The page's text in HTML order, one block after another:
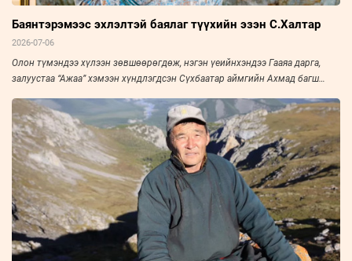
Баянтэрэмээс эхлэлтэй баялаг түүхийн эзэн С.Халтар
2026-07-06
Олон түмэндээ хүлээн зөвшөөрөгдөж, нэгэн үеийнхэндээ Гааяа дарга,
залуустаа “Ажаа” хэмээн хүндлэгдсэн Сүхбаатар аймгийн Ахмад багш
“Зууны мэдээ” сонин “Амьдралын тойрог” буландаа урьж, ярилцлаа. Эрч
хүч дүүрэн амьдарсан эрхэм хүний ярианаас улс, орны нийгэм, эдийн
засаг, улс төрийн амьдралын нэгэн үе ихэд тодхон харагдана.